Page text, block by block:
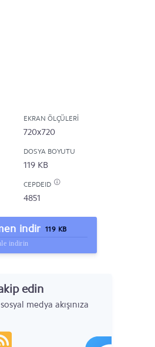
EKRAN ÖLÇÜLERI
720x720
DOSYA BOYUTU
119 KB
CEPDEID
4851
indir 119 KB
indirin
edin
medya akışınıza